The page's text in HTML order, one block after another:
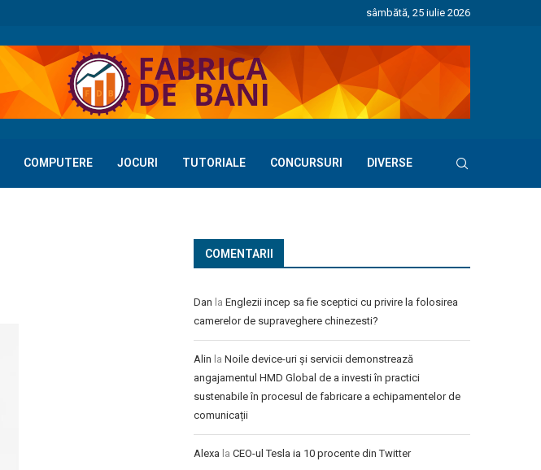
sâmbătă, 25 iulie 2026
COMPUTERE JOCURI TUTORIALE CONCURSURI DIVERSE
COMENTARII
Dan la Englezii incep sa fie sceptici cu privire la folosirea
camerelor de supraveghere chinezesti?
Alin la Noile device-uri și servicii demonstrează
angajamentul HMD Global de a investi în practici
sustenabile în procesul de fabricare a echipamentelor de
comunicații
Alexa la CEO-ul Tesla ia 10 procente din Twitter